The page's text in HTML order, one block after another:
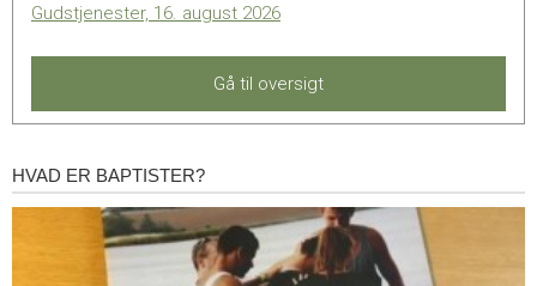
Gudstjenester, 16. august 2026
Gå til oversigt
Hvad
HVAD ER BAPTISTER?